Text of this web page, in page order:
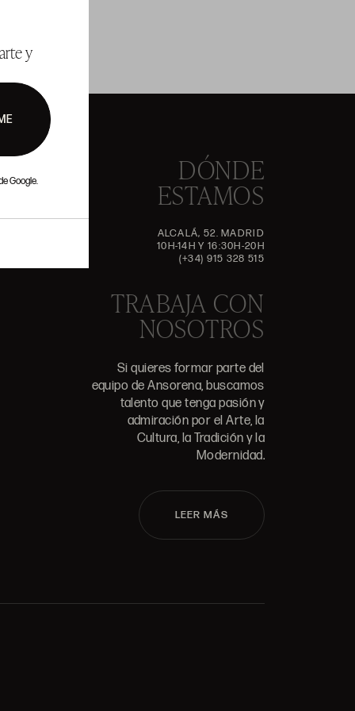
y
Google. DÓNDE
ESTAMOS
ALCALÁ, 52. MADRID
10H-14H Y 16:30H-20H
(+34) 915 328 515
TRABAJA CON
NOSOTROS
Si quieres formar parte del
equipo de Ansorena, buscamos
talento que tenga pasión y
admiración por el Arte, la
Cultura, la Tradición y la
Modernidad.
LEER MÁS